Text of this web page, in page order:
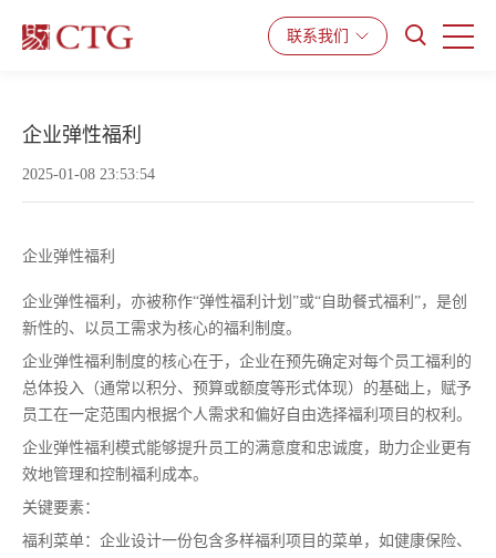
解决方案 资源中心
联系我们
企业弹性福利
2025-01-08 23:53:54
企业弹性福利
企业弹性福利，亦被称作“弹性福利计划”或“自助餐式福利”，是创
新性的、以员工需求为核心的福利制度。
企业弹性福利制度的核心在于，企业在预先确定对每个员工福利的
总体投入（通常以积分、预算或额度等形式体现）的基础上，赋予
员工在一定范围内根据个人需求和偏好自由选择福利项目的权利。
企业弹性福利模式能够提升员工的满意度和忠诚度，助力企业更有
效地管理和控制福利成本。
关键要素：
福利菜单：企业设计一份包含多样福利项目的菜单，如健康保险、